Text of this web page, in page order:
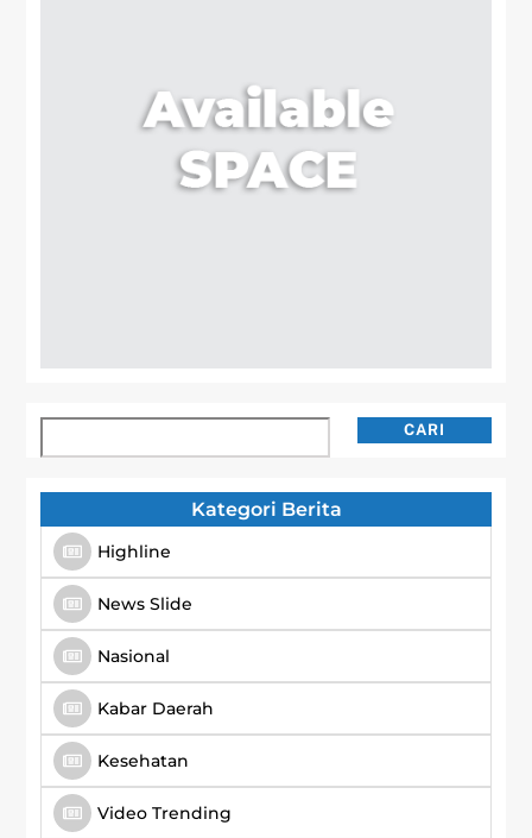
Cari CARI
Kategori Berita
Highline
News Slide
Nasional
Kabar Daerah
Kesehatan
Video Trending